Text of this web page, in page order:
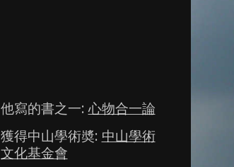
他寫的書之一:心物合一論
獲得中山學術奬: 中山學術
文化基金會